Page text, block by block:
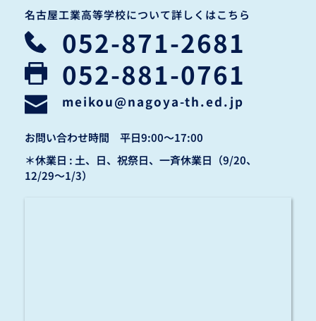
名古屋工業高等学校について詳しくはこちら
052-871-2681
052-881-0761
meikou@nagoya-th.ed.jp
お問い合わせ時間　平日9:00〜17:00
＊休業日 : 土、日、祝祭日、一斉休業日（9/20、
12/29〜1/3）